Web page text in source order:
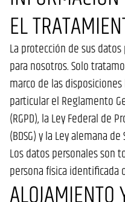
EL
La protección de sus
para nosotros. Solo
marco de las
particular el Reglamento
(RGPD), la Ley Federal de
(BDSG) y la Ley alemana
Los datos personales son
persona física identificada
ALOJAMIENTO